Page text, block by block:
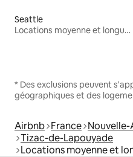
Seattle
Locations moyenne et longue durée
* Des exclusions peuvent
géographiques et des
Airbnb France
Tizac-de-Lapouyade
Locations moyenne et